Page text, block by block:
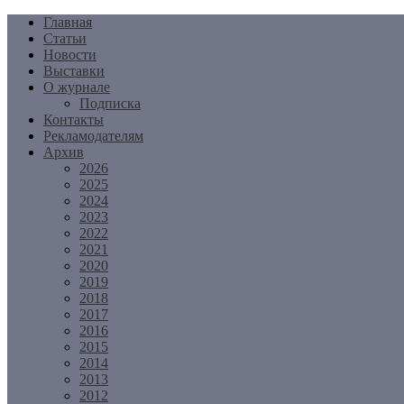
Перейти
содержимому
Главная
Статьи
Новости
Выставки
О журнале
Подписка
Контакты
Рекламодателям
Архив
2026
2025
2024
2023
2022
2021
2020
2019
2018
2017
2016
2015
2014
2013
2012